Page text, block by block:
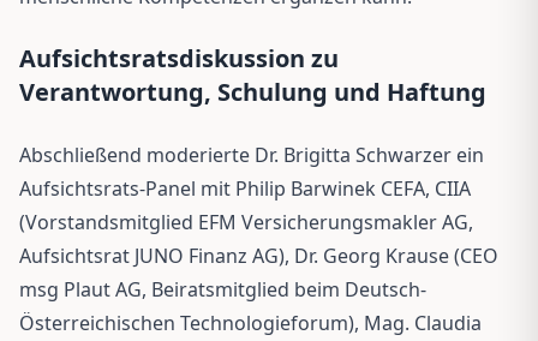
Aufsichtsratsdiskussion zu
Verantwortung, Schulung und Haftung
Abschließend moderierte Dr. Brigitta Schwarzer ein
Aufsichtsrats-Panel mit Philip Barwinek CEFA, CIIA
(Vorstandsmitglied EFM Versicherungsmakler AG,
Aufsichtsrat JUNO Finanz AG), Dr. Georg Krause (CEO
msg Plaut AG, Beiratsmitglied beim Deutsch-
Österreichischen Technologieforum), Mag. Claudia